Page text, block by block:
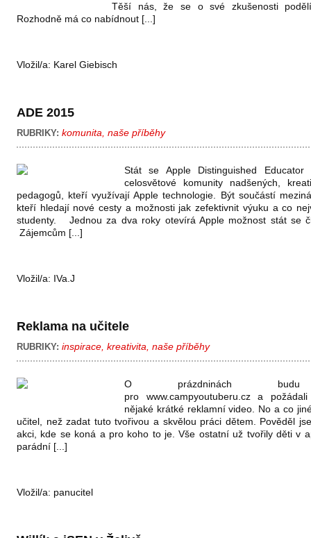
Těší nás, že se o své zkušenosti
Rozhodně má co nabídnout [...]
Vložil/a: Karel Giebisch
ADE 2015
RUBRIKY: komunita naše příběhy
Stát se Apple Distinguished
celosvětové komunity nadšených,
pedagogů, kteří využívají Apple technologie. Být součástí
kteří hledají nové cesty a možnosti jak zefektivnit výuku a co
studenty. Jednou za dva roky otevírá Apple možnost stát se
Zájemcům [...]
Vložil/a: IVa.J
Reklama na učitele
RUBRIKY: inspirace kreativita naše příběhy
O prázdninách budu
pro www.campyoutuberu.cz a
nějaké krátké reklamní video. No a co
učitel, než zadat tuto tvořivou a skvělou práci dětem. Pověděl
akci, kde se koná a pro koho to je. Vše ostatní už tvořily děti v
parádní [...]
Vložil/a: panucitel